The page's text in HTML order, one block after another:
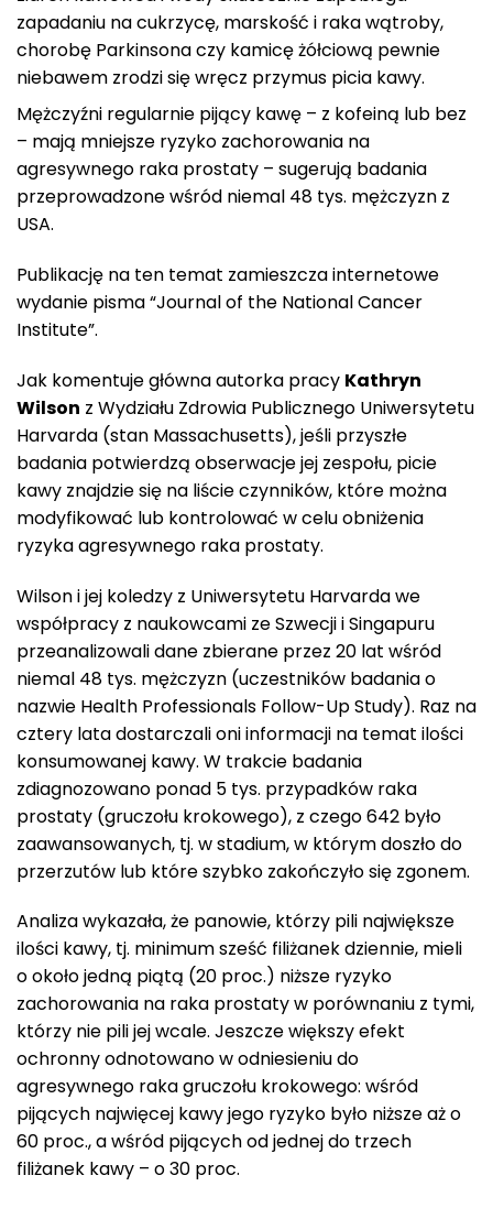
zapadaniu na cukrzycę, marskość i raka wątroby,
chorobę Parkinsona czy kamicę żółciową pewnie
niebawem zrodzi się wręcz przymus picia kawy.
Mężczyźni regularnie pijący kawę – z kofeiną lub bez
– mają mniejsze ryzyko zachorowania na
agresywnego raka prostaty – sugerują badania
przeprowadzone wśród niemal 48 tys. mężczyzn z
USA.
Publikację na ten temat zamieszcza internetowe
wydanie pisma “Journal of the National Cancer
Institute”.
Jak komentuje główna autorka pracy Kathryn
Wilson z Wydziału Zdrowia Publicznego Uniwersytetu
Harvarda (stan Massachusetts), jeśli przyszłe
badania potwierdzą obserwacje jej zespołu, picie
kawy znajdzie się na liście czynników, które można
modyfikować lub kontrolować w celu obniżenia
ryzyka agresywnego raka prostaty.
Wilson i jej koledzy z Uniwersytetu Harvarda we
współpracy z naukowcami ze Szwecji i Singapuru
przeanalizowali dane zbierane przez 20 lat wśród
niemal 48 tys. mężczyzn (uczestników badania o
nazwie Health Professionals Follow-Up Study). Raz na
cztery lata dostarczali oni informacji na temat ilości
konsumowanej kawy. W trakcie badania
zdiagnozowano ponad 5 tys. przypadków raka
prostaty (gruczołu krokowego), z czego 642 było
zaawansowanych, tj. w stadium, w którym doszło do
przerzutów lub które szybko zakończyło się zgonem.
Analiza wykazała, że panowie, którzy pili największe
ilości kawy, tj. minimum sześć filiżanek dziennie, mieli
o około jedną piątą (20 proc.) niższe ryzyko
zachorowania na raka prostaty w porównaniu z tymi,
którzy nie pili jej wcale. Jeszcze większy efekt
ochronny odnotowano w odniesieniu do
agresywnego raka gruczołu krokowego: wśród
pijących najwięcej kawy jego ryzyko było niższe aż o
60 proc., a wśród pijących od jednej do trzech
filiżanek kawy – o 30 proc.